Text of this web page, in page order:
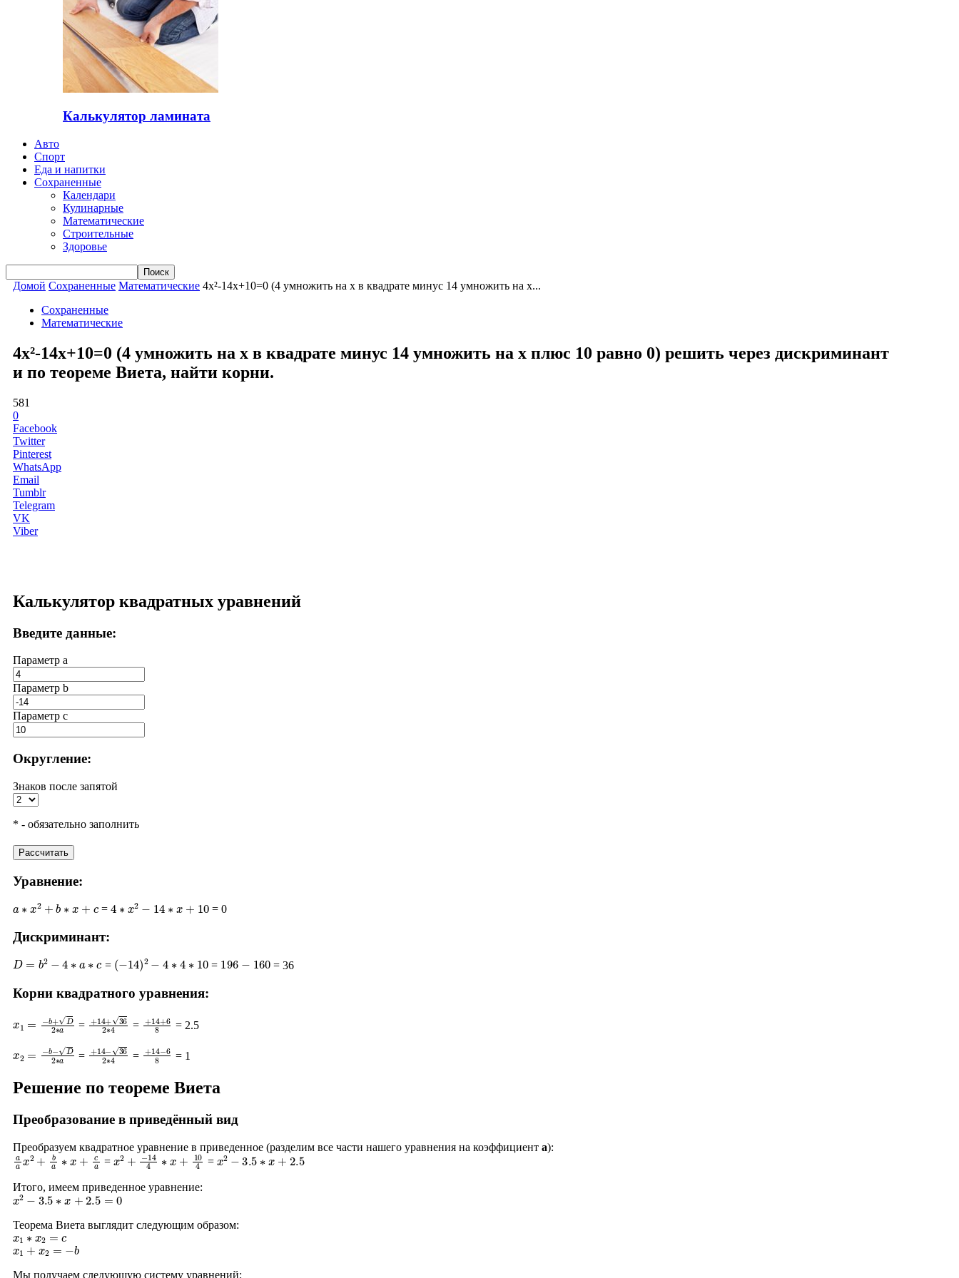
Калькулятор ламината
Авто
Спорт
Еда и напитки
Сохраненные
Календари
Кулинарные
Математические
Строительные
Здоровье
Домой Сохраненные Математические 4x²-14x+10=0 (4 умножить на x в квадрате минус 14 умножить на x...
Сохраненные
Математические
4x²-14x+10=0 (4 умножить на x в квадрате минус 14 умножить на x плюс 10 равно 0) решить через дискриминант
и по теореме Виета, найти корни.
581
0
Facebook
Twitter
Pinterest
WhatsApp
Email
Tumblr
Telegram
VK
Viber
Калькулятор квадратных уравнений
Введите данные:
Параметр a
Параметр b
Параметр с
Округление:
Знаков после запятой
* - обязательно заполнить
Рассчитать
Уравнение:
2 b ∗ = 4 2 14 ∗ 10 = 0
Дискриминант:
D= 2− a = (− 14)2 ∗ ∗ 10 = 196 160 = 36
Корни квадратного уравнения:
+ D2∗ = + 14 +36 4
= + 14 +6 = 2.5
b−D2∗ = +14−36 4
= +14−6 = 1
Решение по теореме Виета
Преобразование в приведённый вид
Преобразуем квадратное уравнение в приведенное (разделим все части нашего уравнения на коэффициент a):
aax2+ba∗x+ca = x2+−144∗x+104 = x2−3.5∗x+2.5
Итого, имеем приведенное уравнение:
x2−3.5∗x+2.5=0
Теорема Виета выглядит следующим образом:
x1∗x2= c
x1 + x2 =− b
Мы получаем следующую систему уравнений: